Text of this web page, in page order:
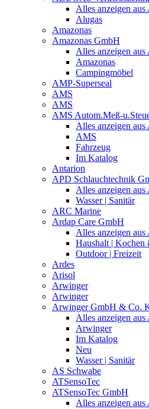
Alles anzeigen
Alugas
Amazonas
Amazonas GmbH
Alles anzeigen
Amazonas
Campingmöbel
AMP-Superseal
AMS
AMS
AMS Autom.Meß-
Alles anzeigen
AMS
Fahrzeug
Im Katalog
Antarion
APD Schlauchtechnik
Alles anzeigen
Wasser | Sanitär
ARC Marine
Ardap Care GmbH
Alles anzeigen
Haushalt | Kochen
Outdoor | Freizeit
Ardes
Arisol
Arwinger
Arwinger
Arwinger GmbH & Co.
Alles anzeigen
Arwinger
Im Katalog
Neu
Wasser | Sanitär
AS Schwabe
ATSensoTec
ATSensoTec GmbH
Alles anzeigen